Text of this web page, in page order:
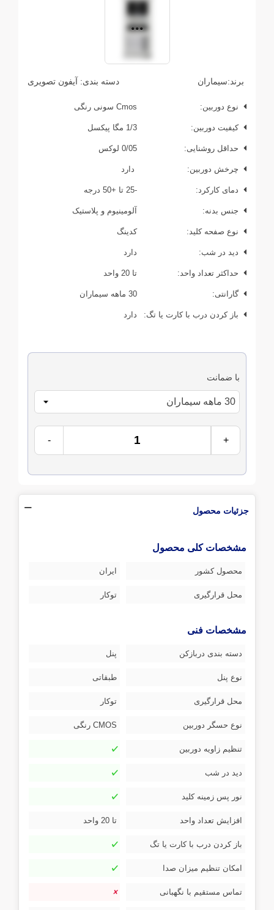
برند:سیماران دسته بندی: آیفون تصویری
نوع دوربین: Cmos سونی رنگی
کیفیت دوربین: 1/3 مگا پیکسل
حداقل روشنایی: 0/05 لوکس
چرخش دوربین: دارد
دمای کارکرد: -25 تا +50 درجه
جنس بدنه: آلومینیوم و پلاستیک
نوع صفحه کلید: کدینگ
دید در شب: دارد
حداکثر تعداد واحد: تا 20 واحد
گارانتی: 30 ماهه سیماران
باز کردن درب با کارت یا تگ: دارد
با ضمانت
- +
جزئیات محصول
مشخصات کلی محصول
محصول کشور ایران
محل قرارگیری توکار
مشخصات فنی
دسته بندی دربازکن پنل
نوع پنل طبقاتی
محل قرارگیری توکار
نوع حسگر دوربین CMOS رنگی
تنظیم زاویه دوربین
دید در شب
نور پس زمینه کلید
افزایش تعداد واحد تا 20 واحد
باز کردن درب با کارت یا تگ
امکان تنظیم میزان صدا
تماس مستقیم با نگهبانی